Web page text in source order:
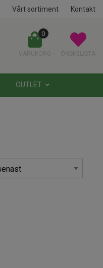
Vårt sortiment Kontakt
0
OUTLET